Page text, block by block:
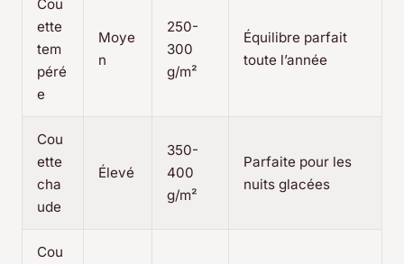
Cou
ette
tem
péré
e
Moye
n
250-
300
g/m²
Équilibre parfait
toute l’année
Cou
ette
cha
ude
Élevé
350-
400
g/m²
Parfaite pour les
nuits glacées
Cou